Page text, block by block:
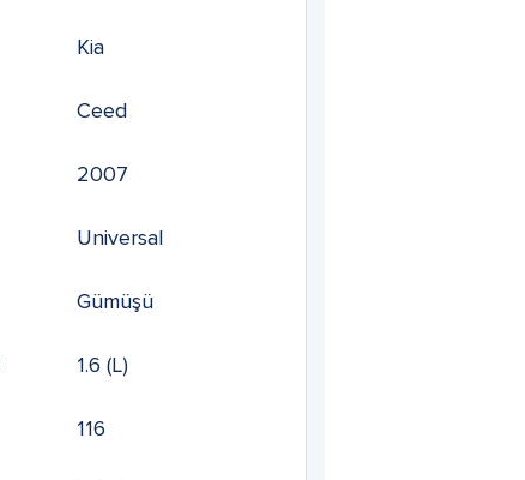
Kia
Ceed
2007
Universal
Gümüşü
1.6 (L)
116